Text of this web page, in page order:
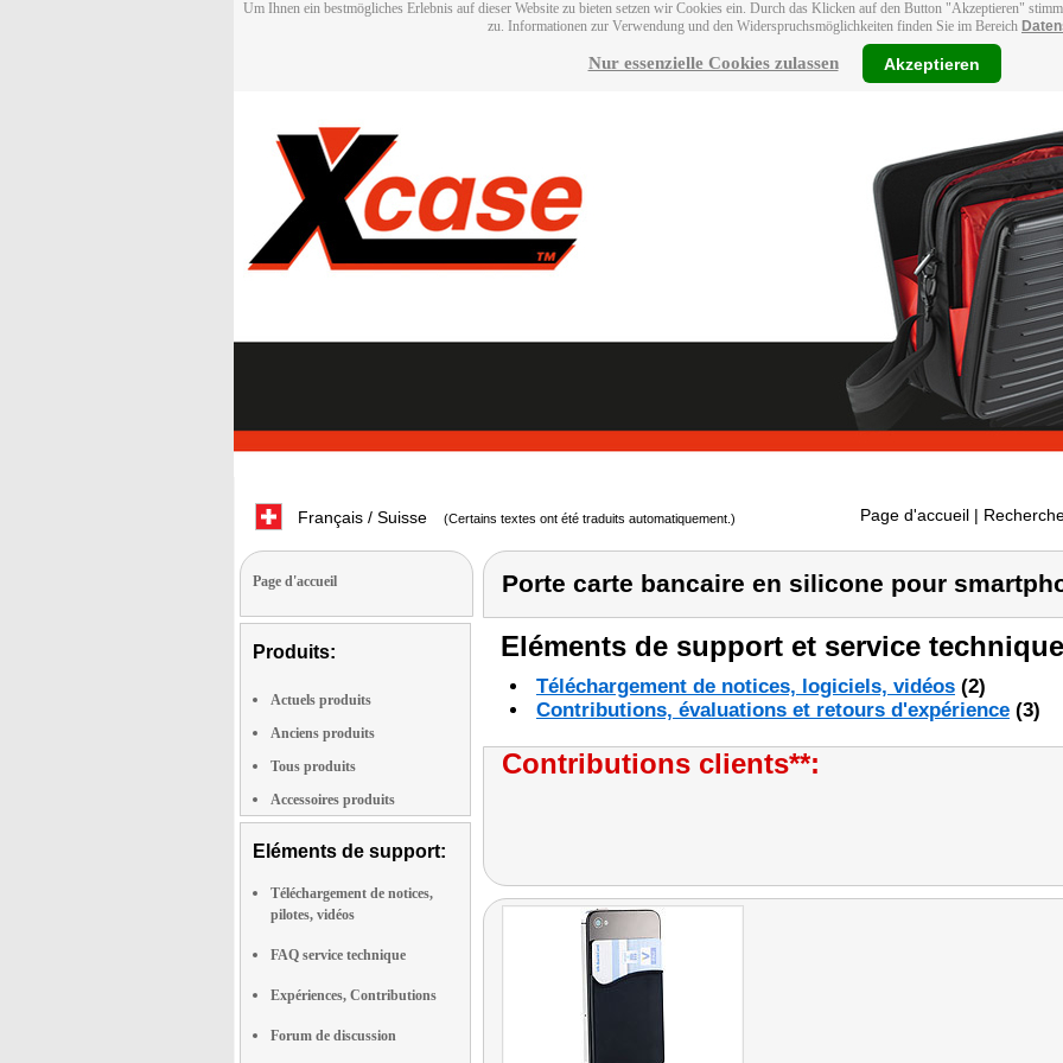
Um Ihnen ein bestmögliches Erlebnis auf dieser Website zu bieten setzen wir Cookies ein. Durch das Klicken auf den Button "Akzeptieren"
zu. Informationen zur Verwendung und den Widerspruchsmöglichkeiten finden Sie im Bereich
Nur essenzielle Cookies zulassen Akzeptieren
Français / Suisse (Certains textes ont été traduits automatiquement.) Page d'accueil |
Page d'accueil
Produits:
Actuels produits
Anciens produits
Tous produits
Accessoires produits
Eléments de support:
Téléchargement de notices,
pilotes, vidéos
FAQ service technique
Expériences, Contributions
Forum de discussion
Porte carte bancaire en silicone pour
Eléments de support et service
Téléchargement de notices, logiciels, vidéos (2)
Contributions, évaluations et retours d'expérience (3)
Contributions clients**: